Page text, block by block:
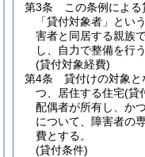
第3条
この条例によ
「貸付対象者」とい
害者と同居する親族
し、自力で整備を行
(貸付対象経費)
第4条
貸付けの対象
つ、居住する住宅(貸
配偶者が所有し、か
について、障害者の
費とする。
(貸付条件)